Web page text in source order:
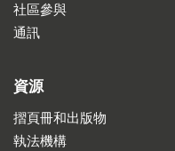
社區參與
通訊
資源
摺頁冊和出版物
執法機構